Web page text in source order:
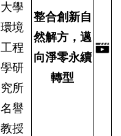
大學
環境
工程
學研
究所
名譽
教授
整合創新自
然解方，邁
向淨零永續
轉型